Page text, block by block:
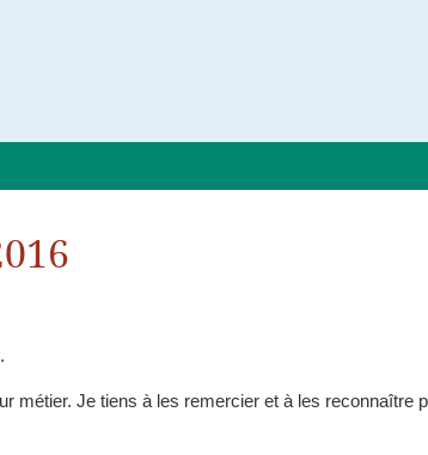
métier. Je tiens à les remercier et à les reconnaître